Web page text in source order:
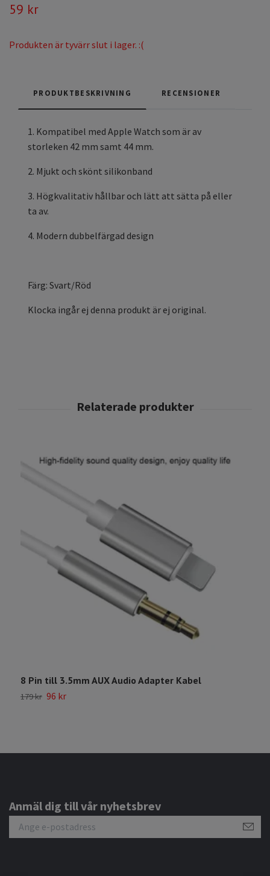
59 kr
Produkten är tyvärr slut i lager. :(
PRODUKTBESKRIVNING RECENSIONER
1. Kompatibel med Apple Watch som är av
storleken 42 mm samt 44 mm.
2. Mjukt och skönt silikonband
3. Högkvalitativ hållbar och lätt att sätta på eller
ta av.
4. Modern dubbelfärgad design
Färg: Svart/Röd
Klocka ingår ej denna produkt är ej original.
8 Pin till 3.5mm AUX Audio Adapter Kabel
179 kr 96 kr
Anmäl dig till vår nyhetsbrev